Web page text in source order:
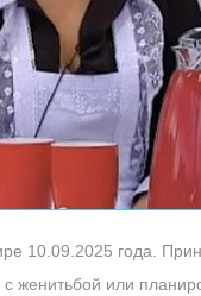
10.09.2025 года.
женитьбой или